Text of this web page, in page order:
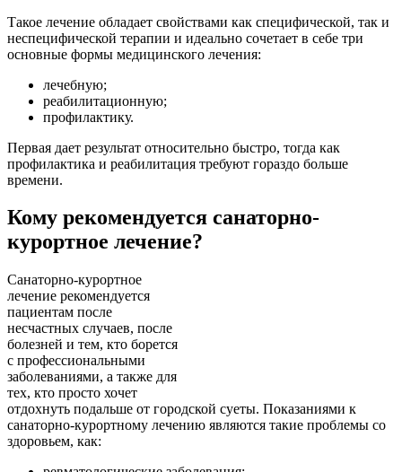
Такое лечение обладает свойствами как специфической, так и
неспецифической терапии и идеально сочетает в себе три
основные формы медицинского лечения:
лечебную;
реабилитационную;
профилактику.
Первая дает результат относительно быстро, тогда как
профилактика и реабилитация требуют гораздо больше
времени.
Кому рекомендуется санаторно-
курортное лечение?
Санаторно-курортное
лечение рекомендуется
пациентам после
несчастных случаев, после
болезней и тем, кто борется
с профессиональными
заболеваниями, а также для
тех, кто просто хочет
отдохнуть подальше от городской суеты. Показаниями к
санаторно-курортному лечению являются такие проблемы со
здоровьем, как: